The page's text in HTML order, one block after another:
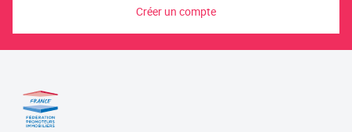
Créer un compte